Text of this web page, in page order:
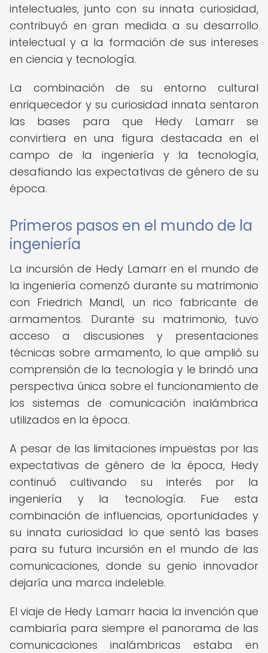
intelectuales, junto con su innata curiosidad,
contribuyó en gran medida a su desarrollo
intelectual y a la formación de sus intereses
en ciencia y tecnología.
La combinación de su entorno cultural
enriquecedor y su curiosidad innata sentaron
las bases para que Hedy Lamarr se
convirtiera en una figura destacada en el
campo de la ingeniería y la tecnología,
desafiando las expectativas de género de su
época.
Primeros pasos en el mundo de la
ingeniería
La incursión de Hedy Lamarr en el mundo de
la ingeniería comenzó durante su matrimonio
con Friedrich Mandl, un rico fabricante de
armamentos. Durante su matrimonio, tuvo
acceso a discusiones y presentaciones
técnicas sobre armamento, lo que amplió su
comprensión de la tecnología y le brindó una
perspectiva única sobre el funcionamiento de
los sistemas de comunicación inalámbrica
utilizados en la época.
A pesar de las limitaciones impuestas por las
expectativas de género de la época, Hedy
continuó cultivando su interés por la
ingeniería y la tecnología. Fue esta
combinación de influencias, oportunidades y
su innata curiosidad lo que sentó las bases
para su futura incursión en el mundo de las
comunicaciones, donde su genio innovador
dejaría una marca indeleble.
El viaje de Hedy Lamarr hacia la invención que
cambiaría para siempre el panorama de las
comunicaciones inalámbricas estaba en